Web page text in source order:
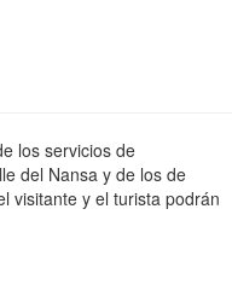
los servicios de
del Nansa y de los de
visitante y el turista podrán